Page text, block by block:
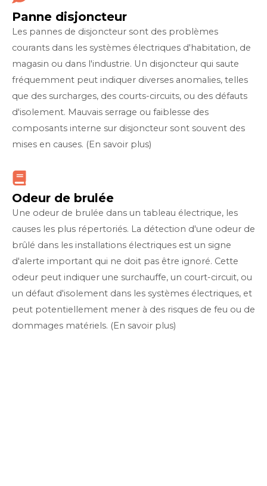
Panne disjoncteur
Les pannes de disjoncteur sont des problèmes
courants dans les systèmes électriques d'habitation, de
magasin ou dans l'industrie. Un disjoncteur qui saute
fréquemment peut indiquer diverses anomalies, telles
que des surcharges, des courts-circuits, ou des défauts
d'isolement. Mauvais serrage ou faiblesse des
composants interne sur disjoncteur sont souvent des
mises en causes. (En savoir plus)
Odeur de brulée
Une odeur de brulée dans un tableau électrique, les
causes les plus répertoriés. La détection d'une odeur de
brûlé dans les installations électriques est un signe
d'alerte important qui ne doit pas être ignoré. Cette
odeur peut indiquer une surchauffe, un court-circuit, ou
un défaut d'isolement dans les systèmes électriques, et
peut potentiellement mener à des risques de feu ou de
dommages matériels. (En savoir plus)